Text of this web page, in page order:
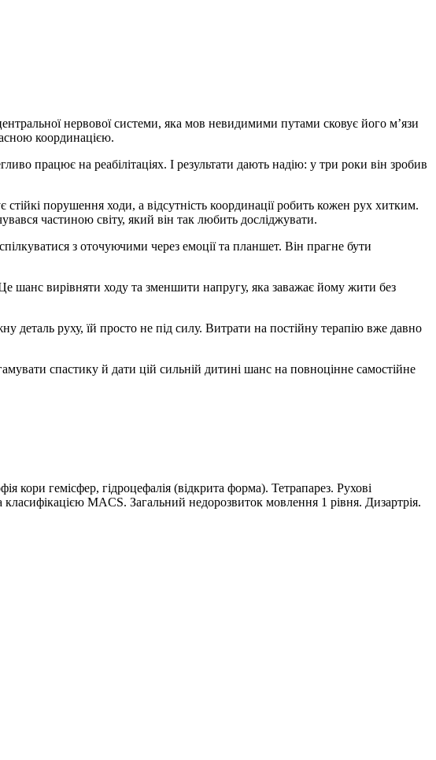
нервової системи, яка мов невидимими путами сковує його м’язи
координацією.
працює на реабілітаціях. І результати дають надію: у три роки він зробив
порушення ходи, а відсутність координації робить кожен рух хитким.
частиною світу, який він так любить досліджувати.
з оточуючими через емоції та планшет. Він прагне бути
шанс вирівняти ходу та зменшити напругу, яка заважає йому жити без
деталь руху, їй просто не під силу. Витрати на постійну терапію вже давно
спастику й дати цій сильній дитині шанс на повноцінне самостійне
кори гемісфер, гідроцефалія (відкрита форма). Тетрапарез. Рухові
MACS. Загальний недорозвиток мовлення 1 рівня. Дизартрія.